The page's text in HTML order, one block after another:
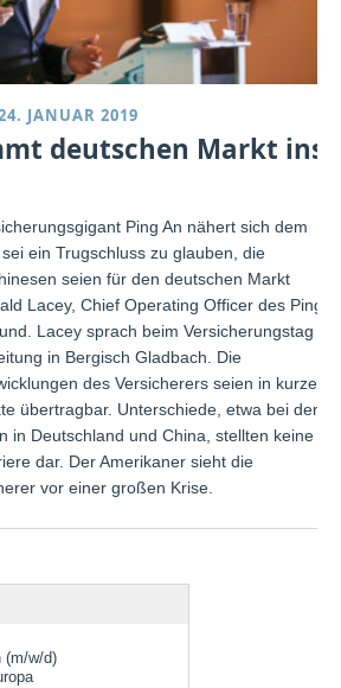
JANUAR 2019
deutschen Markt ins
Ping An nähert sich dem
ein Trugschluss zu glauben, die
seien für den deutschen Markt
Lacey, Chief Operating Officer des Ping
Lacey sprach beim Versicherungstag
in Bergisch Gladbach. Die
des Versicherers seien in kurzer
übertragbar. Unterschiede, etwa bei den
in Deutschland und China, stellten keine
dar. Der Amerikaner sieht die
vor einer großen Krise.
(m/w/d)